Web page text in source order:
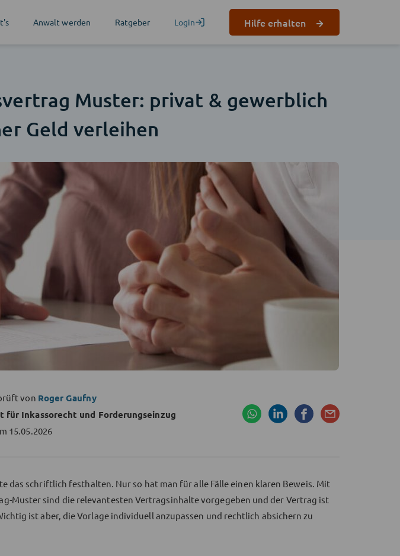
Anwalt werden Ratgeber Login Hilfe erhalten
Muster: privat & gewerblich
Geld verleihen
von Roger Gaufny
für Inkassorecht und Forderungseinzug
15.05.2026
das schriftlich festhalten. Nur so hat man für alle Fälle einen klaren Beweis. Mit
Muster sind die relevantesten Vertragsinhalte vorgegeben und der Vertrag ist
ist aber, die Vorlage individuell anzupassen und rechtlich absichern zu